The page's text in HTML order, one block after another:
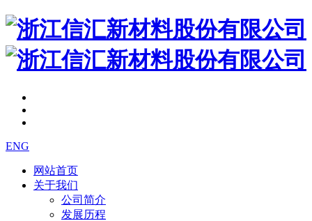
ENG
网站首页
关于我们
公司简介
发展历程